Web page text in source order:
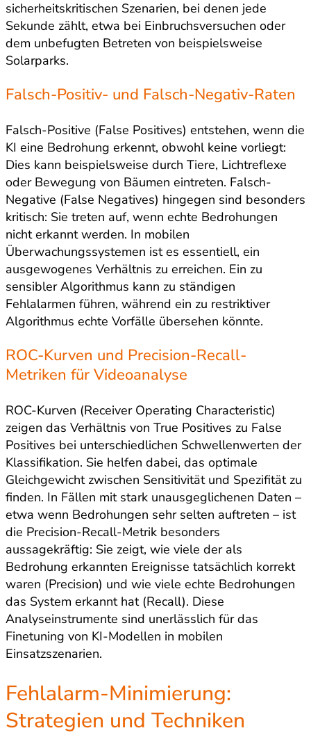
sicherheitskritischen Szenarien, bei denen jede
Sekunde zählt, etwa bei Einbruchsversuchen oder
dem unbefugten Betreten von beispielsweise
Solarparks.
Falsch-Positiv- und Falsch-Negativ-Raten
Falsch-Positive (False Positives) entstehen, wenn die
KI eine Bedrohung erkennt, obwohl keine vorliegt:
Dies kann beispielsweise durch Tiere, Lichtreflexe
oder Bewegung von Bäumen eintreten. Falsch-
Negative (False Negatives) hingegen sind besonders
kritisch: Sie treten auf, wenn echte Bedrohungen
nicht erkannt werden. In mobilen
Überwachungssystemen ist es essentiell, ein
ausgewogenes Verhältnis zu erreichen. Ein zu
sensibler Algorithmus kann zu ständigen
Fehlalarmen führen, während ein zu restriktiver
Algorithmus echte Vorfälle übersehen könnte.
ROC-Kurven und Precision-Recall-
Metriken für Videoanalyse
ROC-Kurven (Receiver Operating Characteristic)
zeigen das Verhältnis von True Positives zu False
Positives bei unterschiedlichen Schwellenwerten der
Klassifikation. Sie helfen dabei, das optimale
Gleichgewicht zwischen Sensitivität und Spezifität zu
finden. In Fällen mit stark unausgeglichenen Daten –
etwa wenn Bedrohungen sehr selten auftreten – ist
die Precision-Recall-Metrik besonders
aussagekräftig: Sie zeigt, wie viele der als
Bedrohung erkannten Ereignisse tatsächlich korrekt
waren (Precision) und wie viele echte Bedrohungen
das System erkannt hat (Recall). Diese
Analyseinstrumente sind unerlässlich für das
Finetuning von KI-Modellen in mobilen
Einsatzszenarien.
Fehlalarm-Minimierung:
Strategien und Techniken